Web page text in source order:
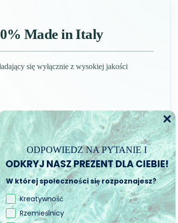
Made in Italy
się wyłącznie z wysokiej jakości
ODPOWIEDZ NA PYTANIE I
ODKRYJ NASZ PREZENT DLA CIEBIE!
W której społeczności się rozpoznajesz?
Kreatywność
Rzemieślnicy